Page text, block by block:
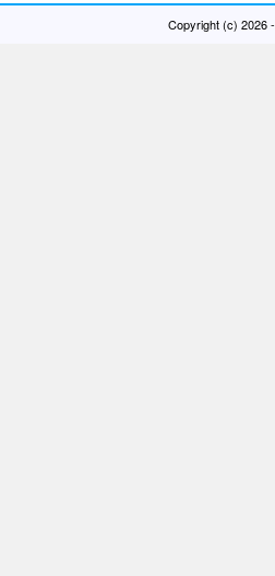
Copyright (c) 2026 -